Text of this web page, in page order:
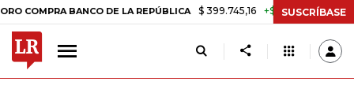
BANCO DE LA REPÚBLICA $ 399.745,16 +$ 2.295,71 +0,58%
SUSCRÍBASE